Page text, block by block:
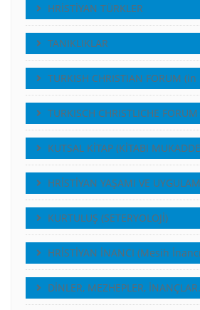
HRİSTİYAN TÜRKLER
TANIKLIKLAR
TURKISH CHRISTIAN FORUM
TURKISCH CHRISTLICHE
KUTSAL KİTAP (KİTABI
HRİSTİYAN YAŞAMI VE
KURTULUŞ (SETERYOLOJİ)
HRİSTİYAN İNANCI (Mesih
DİNLER, MEZHEPLER,